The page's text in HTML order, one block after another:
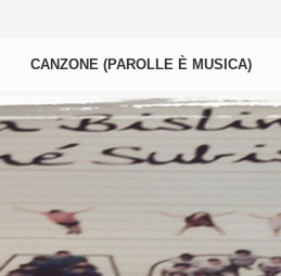
CANZONE (PAROLLE È MUSICA)